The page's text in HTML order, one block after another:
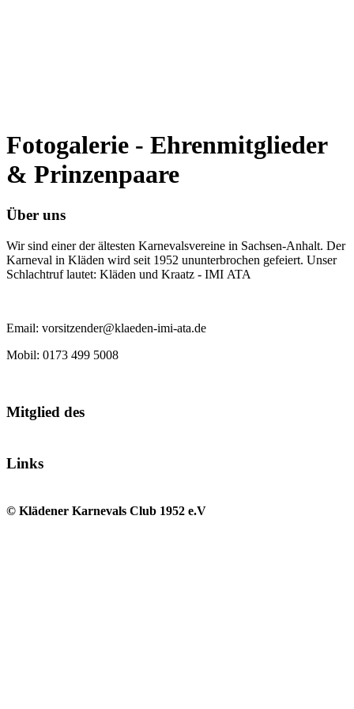
Fotogalerie - Ehrenmitglieder
& Prinzenpaare
Über uns
Wir sind einer der ältesten Karnevalsvereine in Sachsen-Anhalt. Der
Karneval in Kläden wird seit 1952 ununterbrochen gefeiert. Unser
Schlachtruf lautet: Kläden und Kraatz - IMI ATA
Email: vorsitzender@klaeden-imi-ata.de
Mobil: 0173 499 5008
Mitglied des
Links
© Klädener Karnevals Club 1952 e.V